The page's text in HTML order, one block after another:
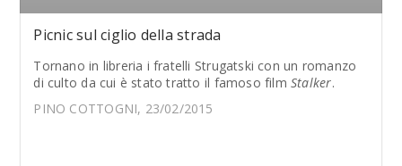
Picnic sul ciglio della strada
Tornano in libreria i fratelli Strugatski con un romanzo
di culto da cui è stato tratto il famoso filmStalker.
PINO COTTOGNI, 23/02/2015